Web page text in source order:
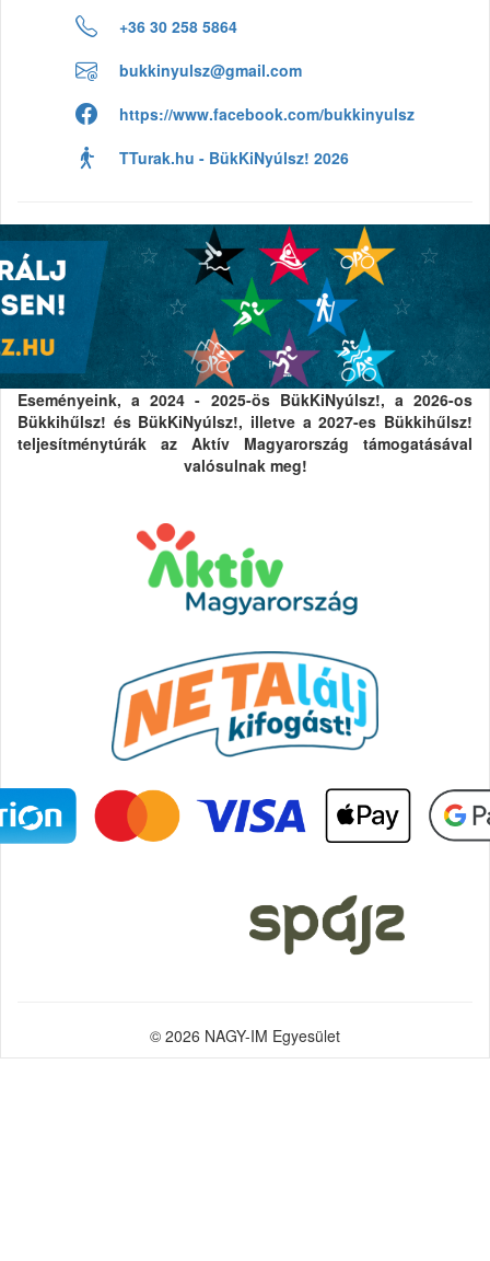
+36 30 258 5864
bukkinyulsz@gmail.com
https://www.facebook.com/bukkinyulsz
TTurak.hu - BükKiNyúlsz! 2026
Eseményeink, a 2024 - 2025-ös BükKiNyúlsz!, a 2026-os
Bükkihűlsz! és BükKiNyúlsz!, illetve a 2027-es Bükkihűlsz!
teljesítménytúrák az Aktív Magyarország támogatásával
valósulnak meg!
© 2026 NAGY-IM Egyesület